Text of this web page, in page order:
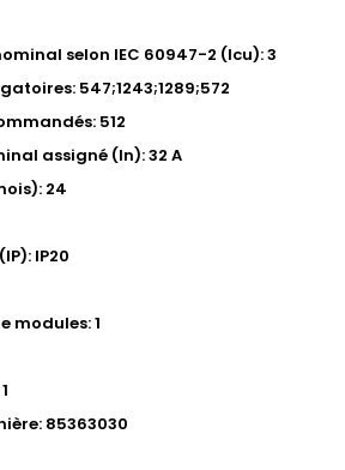
selon IEC 60947-2 (Icu): 3
547;1243;1289;572
512
assigné (In): 32 A
24
IP20
modules: 1
85363030